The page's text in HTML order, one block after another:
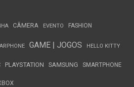
CÂMERA EVENTO FASHION
GAME | JOGOS HELLO KITTY
PLAYSTATION SAMSUNG SMARTPHONE